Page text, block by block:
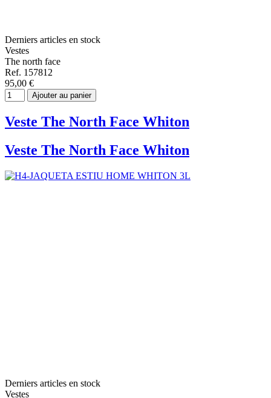
Derniers articles en stock
Vestes
The north face
Ref. 157812
95,00 €
Ajouter au panier
Veste The North Face Whiton
Veste The North Face Whiton
Derniers articles en stock
Vestes